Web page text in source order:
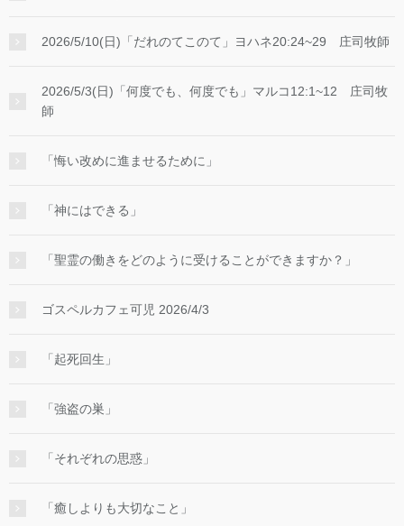
2026/5/10(日)「だれのてこのて」ヨハネ20:24~29 庄司牧師
2026/5/3(日)「何度でも、何度でも」マルコ12:1~12 庄司牧
師
「悔い改めに進ませるために」
「神にはできる」
「聖霊の働きをどのように受けることができますか？」
ゴスペルカフェ可児 2026/4/3
「起死回生」
「強盗の巣」
「それぞれの思惑」
「癒しよりも大切なこと」